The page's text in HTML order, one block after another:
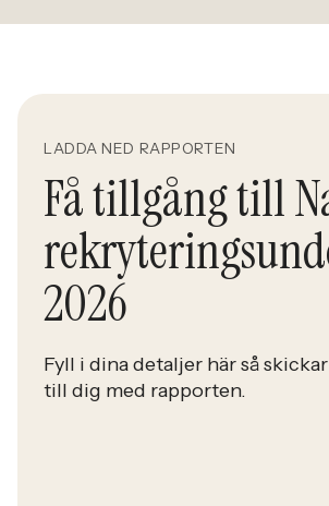
LADDA NED RAPPORTEN
Få tillgång till
2026
Fyll i dina detaljer här så
till dig med rapporten.